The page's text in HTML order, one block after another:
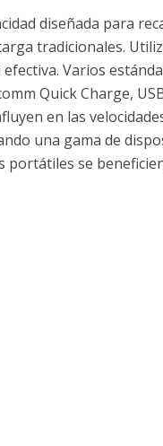
diseñada para
tradicionales.
Varios
Quick Charge,
en las
una gama de
portátiles se